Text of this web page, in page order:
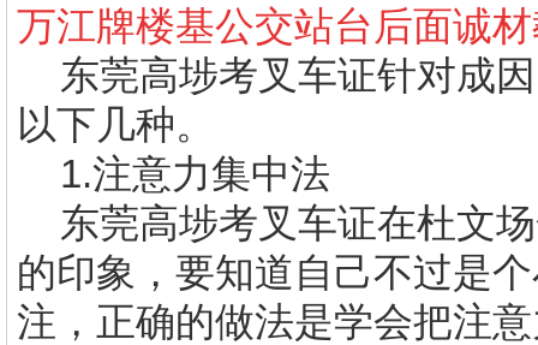
万江牌楼基公交站台后面诚
东莞高埗考叉车证针对成
以下几种。
1.注意力集中法
东莞高埗考叉车证在杜文
的印象，要知道自己不过是
注，正确的做法是学会把注